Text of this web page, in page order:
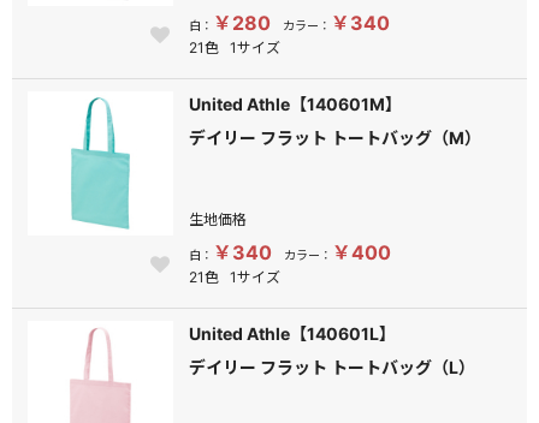
白： ￥280 カラー： ￥340
21色 1サイズ
United Athle【140601M】
デイリー フラット トートバッグ（M）
生地価格
白： ￥340 カラー： ￥400
21色 1サイズ
United Athle【140601L】
デイリー フラット トートバッグ（L）